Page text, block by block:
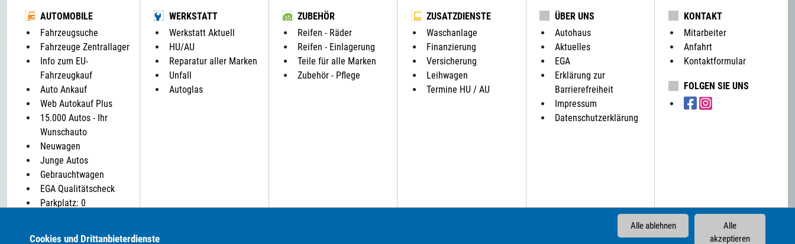
Alle
akzeptieren
Alle ablehnen
Cookies und Drittanbieterdienste
AUTOMOBILE
Fahrzeugsuche
Fahrzeuge Zentrallager
Info zum EU-
Fahrzeugkauf
Auto Ankauf
Web Autokauf Plus
15.000 Autos - Ihr
Wunschauto
Neuwagen
Junge Autos
Gebrauchtwagen
EGA Qualitätscheck
Parkplatz: 0
WERKSTATT
Werkstatt Aktuell
HU/AU
Reparatur aller Marken
Unfall
Autoglas
ZUBEHÖR
Reifen - Räder
Reifen - Einlagerung
Teile für alle Marken
Zubehör - Pflege
ZUSATZDIENSTE
Waschanlage
Finanzierung
Versicherung
Leihwagen
Termine HU / AU
ÜBER UNS
Autohaus
Aktuelles
EGA
Erklärung zur
Barrierefreiheit
Impressum
Datenschutzerklärung
KONTAKT
Mitarbeiter
Anfahrt
Kontaktformular
FOLGEN SIE UNS
ALLE MARKEN BEI UNS IM AUTOHANDEL: